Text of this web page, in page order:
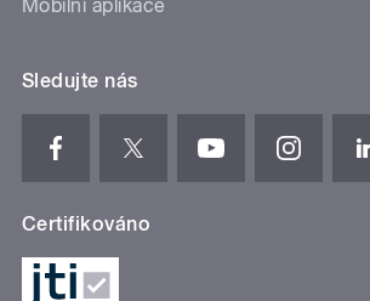
Mobilní aplikace
Sledujte nás
Certifikováno